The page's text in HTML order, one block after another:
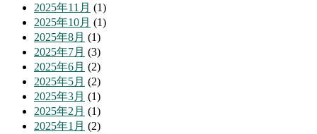
2025年11月 (1)
2025年10月 (1)
2025年8月 (1)
2025年7月 (3)
2025年6月 (2)
2025年5月 (2)
2025年3月 (1)
2025年2月 (1)
2025年1月 (2)